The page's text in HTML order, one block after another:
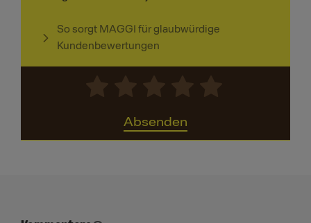
So sorgt MAGGI für glaubwürdige
Kundenbewertungen
Absenden